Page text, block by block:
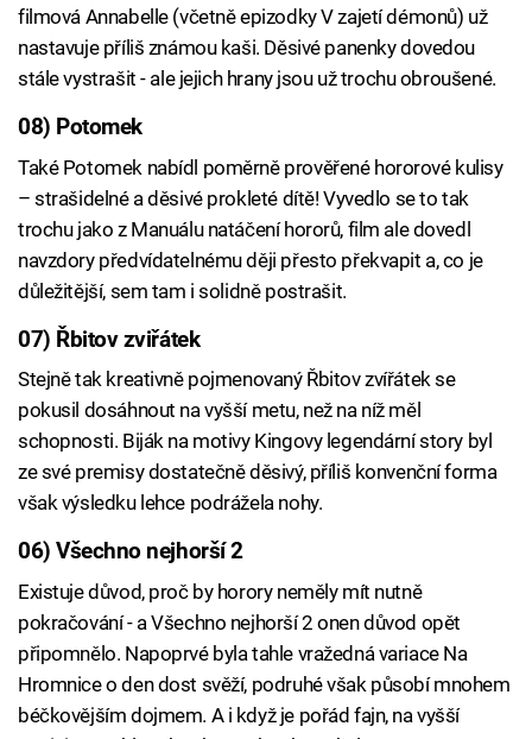
filmová Annabelle (včetně epizodky V zajetí démonů) už
nastavuje příliš známou kaši. Děsivé panenky dovedou
stále vystrašit - ale jejich hrany jsou už trochu obroušené.
08) Potomek
Také Potomek nabídl poměrně prověřené hororové kulisy
– strašidelné a děsivé prokleté dítě! Vyvedlo se to tak
trochu jako z Manuálu natáčení hororů, film ale dovedl
navzdory předvídatelnému ději přesto překvapit a, co je
důležitější, sem tam i solidně postrašit.
07) Řbitov zviřátek
Stejně tak kreativně pojmenovaný Řbitov zvířátek se
pokusil dosáhnout na vyšší metu, než na níž měl
schopnosti. Biják na motivy Kingovy legendární story byl
ze své premisy dostatečně děsivý, příliš konvenční forma
však výsledku lehce podrážela nohy.
06) Všechno nejhorší 2
Existuje důvod, proč by horory neměly mít nutně
pokračování - a Všechno nejhorší 2 onen důvod opět
připomnělo. Napoprvé byla tahle vražedná variace Na
Hromnice o den dost svěží, podruhé však působí mnohem
béčkovějším dojmem. A i když je pořád fajn, na vyšší